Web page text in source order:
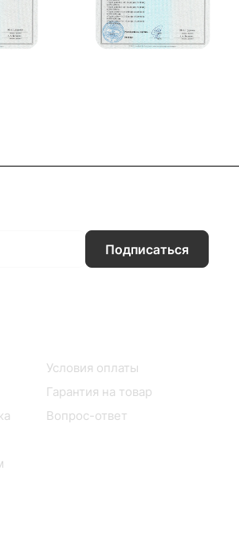
Подписаться
Условия оплаты
Гарантия на товар
Вопрос-ответ